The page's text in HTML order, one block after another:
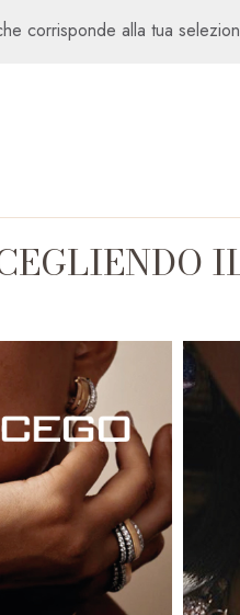
corrisponde alla tua